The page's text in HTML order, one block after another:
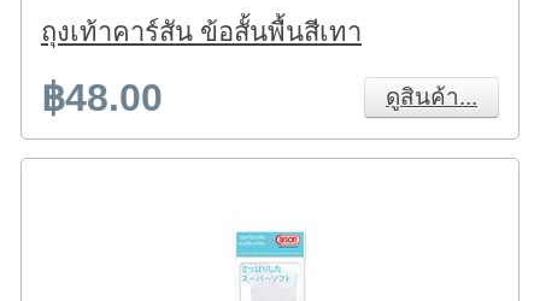
ถุงเท้าคาร์สัน ข้อสั้นพื้นสีเทา
฿48.00 ดูสินค้า...